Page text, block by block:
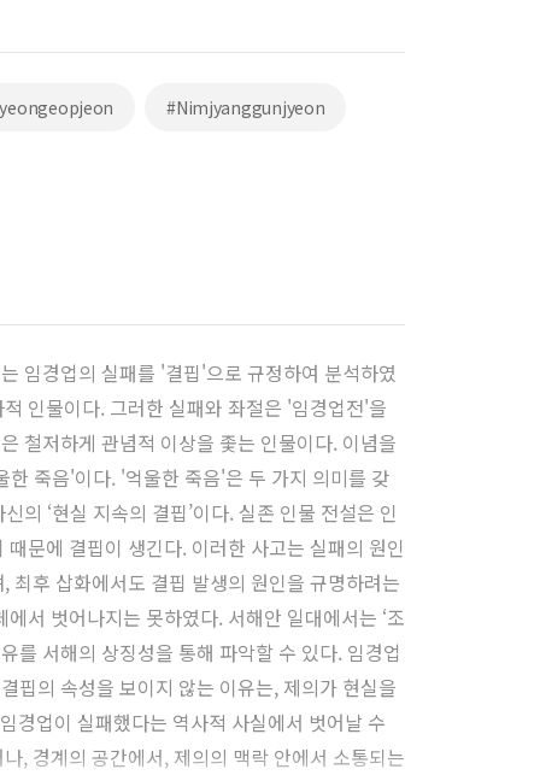
#Nimjyanggunjyeon
임경업의 실패를 '결핍'으로 규정하여 분석하였
인물이다. 그러한 실패와 좌절은 '임경업전'을
철저하게 관념적 이상을 좇는 인물이다. 이념을
한 죽음'이다. '억울한 죽음'은 두 가지 의미를 갖
의 ‘현실 지속의 결핍’이다. 실존 인물 전설은 인
문에 결핍이 생긴다. 이러한 사고는 실패의 원인
최후 삽화에서도 결핍 발생의 원인을 규명하려는
서 벗어나지는 못하였다. 서해안 일대에서는 ‘조
를 서해의 상징성을 통해 파악할 수 있다. 임경업
핍의 속성을 보이지 않는 이유는, 제의가 현실을
경업이 실패했다는 역사적 사실에서 벗어날 수
, 경계의 공간에서, 제의의 맥락 안에서 소통되는